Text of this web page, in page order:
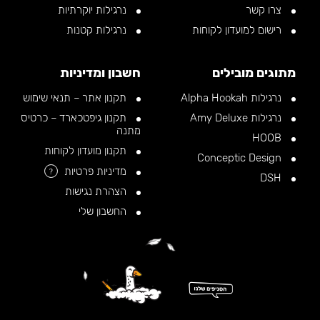
צרו קשר
רישום למועדון לקוחות
נרגילות יוקרתיות
נרגילות קטנות
מתוגים מובילים
נרגילות Alpha Hookah
נרגילות Amy Deluxe
חשבון ומדיניות
תקנון אתר – תנאי שימוש
תקנון גיפטכארד – כרטיס
מתנה
תקנון מועדון לקוחות
מדיניות פרטיות
?
הצהרת נגישות
החשבון שלי